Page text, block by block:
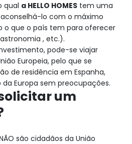
qual a HELLO HOMES tem uma
lo com o máximo
o que o país tem para oferecer
, etc.).
pode-se viajar
Europeia, pelo que se
de residência em Espanha,
Europa sem preocupações.
um
são cidadãos da União